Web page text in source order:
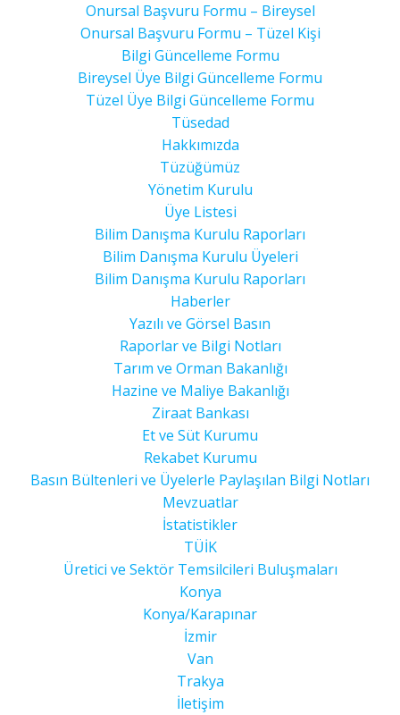
Onursal Başvuru Formu – Bireysel
Onursal Başvuru Formu – Tüzel Kişi
Bilgi Güncelleme Formu
Bireysel Üye Bilgi Güncelleme Formu
Tüzel Üye Bilgi Güncelleme Formu
Tüsedad
Hakkımızda
Tüzüğümüz
Yönetim Kurulu
Üye Listesi
Bilim Danışma Kurulu Raporları
Bilim Danışma Kurulu Üyeleri
Bilim Danışma Kurulu Raporları
Haberler
Yazılı ve Görsel Basın
Raporlar ve Bilgi Notları
Tarım ve Orman Bakanlığı
Hazine ve Maliye Bakanlığı
Ziraat Bankası
Et ve Süt Kurumu
Rekabet Kurumu
Basın Bültenleri ve Üyelerle Paylaşılan Bilgi Notları
Mevzuatlar
İstatistikler
TÜİK
Üretici ve Sektör Temsilcileri Buluşmaları
Konya
Konya/Karapınar
İzmir
Van
Trakya
İletişim